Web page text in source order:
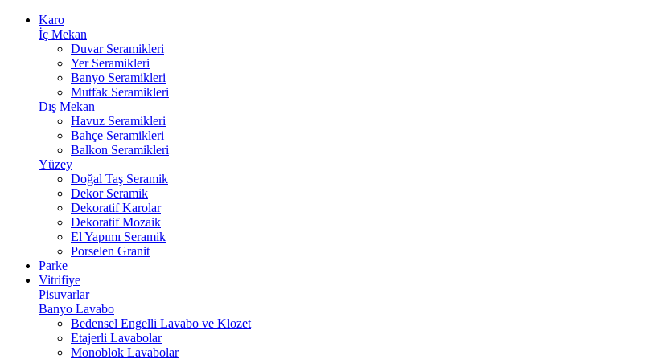
Karo
İç Mekan
Duvar Seramikleri
Yer Seramikleri
Banyo Seramikleri
Mutfak Seramikleri
Dış Mekan
Havuz Seramikleri
Bahçe Seramikleri
Balkon Seramikleri
Yüzey
Doğal Taş Seramik
Dekor Seramik
Dekoratif Karolar
Dekoratif Mozaik
El Yapımı Seramik
Porselen Granit
Parke
Vitrifiye
Pisuvarlar
Banyo Lavabo
Bedensel Engelli Lavabo ve Klozet
Etajerli Lavabolar
Monoblok Lavabolar